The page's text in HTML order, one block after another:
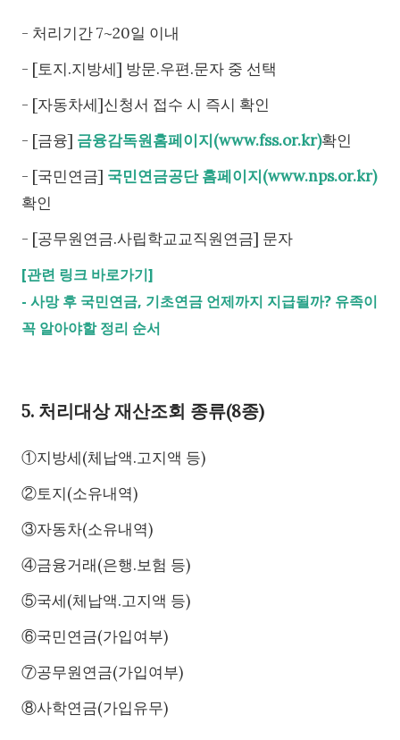
- 처리기간 7~20일 이내
- [토지.지방세] 방문.우편.문자 중 선택
- [자동차세]신청서 접수 시 즉시 확인
- [금융] 금융감독원홈페이지(www.fss.or.kr)확인
- [국민연금] 국민연금공단 홈페이지(www.nps.or.kr)
확인
- [공무원연금.사립학교교직원연금] 문자
[관련 링크 바로가기]
- 사망 후 국민연금, 기초연금 언제까지 지급될까? 유족이
꼭 알아야할 정리 순서
5. 처리대상 재산조회 종류(8종)
①지방세(체납액.고지액 등)
②토지(소유내역)
③자동차(소유내역)
④금융거래(은행.보험 등)
⑤국세(체납액.고지액 등)
⑥국민연금(가입여부)
⑦공무원연금(가입여부)
⑧사학연금(가입유무)